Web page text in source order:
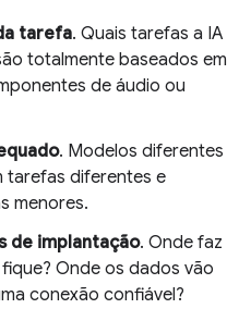
tarefa. Quais tarefas a IA
totalmente baseados em
de áudio ou
. Modelos diferentes
tarefas diferentes e
menores.
de implantação. Onde faz
Onde os dados vão
conexão confiável?